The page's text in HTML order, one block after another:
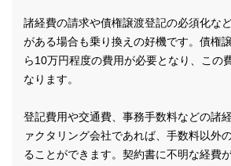
諸経費の請求や債権譲渡登記の必須化な
がある場合も乗り換えの好機です。債権
ら10万円程度の費用が必要となり、この
なります。
登記費用や交通費、事務手数料などの諸
ァクタリング会社であれば、手数料以外
ることができます。契約書に不明な経費